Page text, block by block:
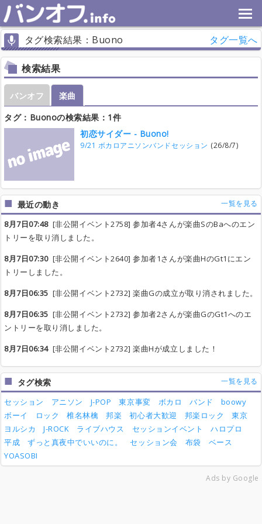
タグ検索結果：Buono タグ一覧へ
検索結果
バンオフ
楽曲
タグ：Buonoの検索結果：1件
初恋サイダー - Buono!
9/21 ボカロアニソンバンドセッション (26/8/7)
最近の動き 一覧を見る
8月7日07:48[非公開イベント2758] 参加者4さんが楽曲SのBaへのエン
トリーを取り消しました。
8月7日07:30[非公開イベント2640] 参加者1さんが楽曲HのGt1にエン
トリーしました。
8月7日06:35 [非公開イベント2732] 楽曲Gの成立が取り消されました。
8月7日06:35 [非公開イベント2732] 参加者2さんが楽曲GのGt1へのエ
ントリーを取り消しました。
8月7日06:34[非公開イベント2732] 楽曲Hが成立しました！
タグ検索 一覧を見る
セッション アニソン J-POP 東京事変 ボカロ バンド
boowy
ボーイ
ロック 椎名林檎 邦楽 初心者大歓迎 邦楽ロック
東京
ヨルシカ
J-ROCK ライブハウス セッションイベント
ハロプロ
平成
ずっと真夜中でいいのに。 セッション会 布袋
ベース
YOASOBI
Ads by Google